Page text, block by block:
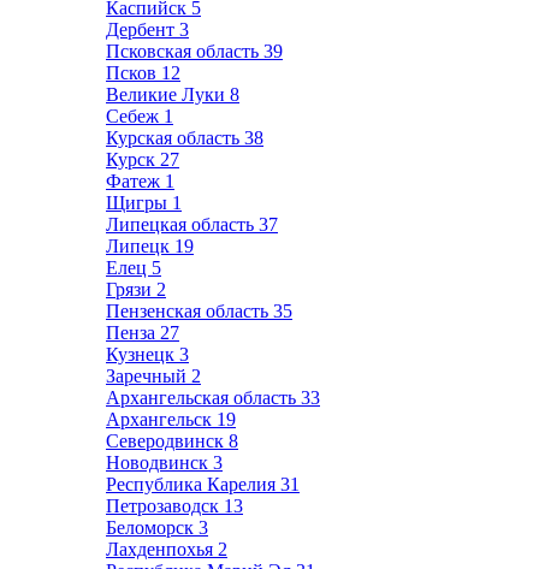
Каспийск 5
Дербент 3
Псковская область 39
Псков 12
Великие Луки 8
Себеж 1
Курская область 38
Курск 27
Фатеж 1
Щигры 1
Липецкая область 37
Липецк 19
Елец 5
Грязи 2
Пензенская область 35
Пенза 27
Кузнецк 3
Заречный 2
Архангельская область 33
Архангельск 19
Северодвинск 8
Новодвинск 3
Республика Карелия 31
Петрозаводск 13
Беломорск 3
Лахденпохья 2